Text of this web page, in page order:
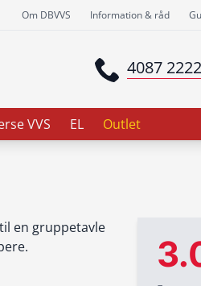
Om DBVVS Information & råd
4087 2222
VVS EL Outlet
en gruppetavle